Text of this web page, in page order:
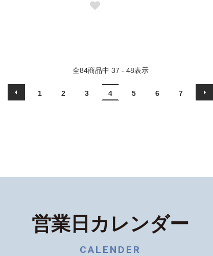
全84商品中 37 - 48表示
1 2 3 4 5 6 7
営業日カレンダー
CALENDER